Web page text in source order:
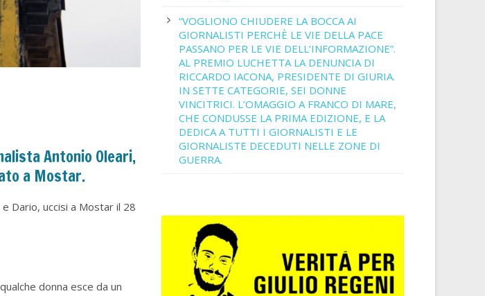
Antonio Oleari,
a Mostar.
Dario, uccisi a Mostar il 28
donna esce da un
“VOGLIONO CHIUDERE LA BOCCA AI
GIORNALISTI PERCHÈ LE VIE DELLA PACE
PASSANO PER LE VIE DELL’INFORMAZIONE”.
AL PREMIO LUCHETTA LA DENUNCIA DI
RICCARDO IACONA, PRESIDENTE DI GIURIA.
IN SETTE CATEGORIE, SEI DONNE
VINCITRICI. L’OMAGGIO A FRANCO DI MARE,
CHE CONDUSSE LA PRIMA EDIZIONE, E LA
DEDICA A TUTTI I GIORNALISTI E LE
GIORNALISTE DECEDUTI NELLE ZONE DI
GUERRA.